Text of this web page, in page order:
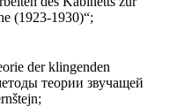
(1923-1930)“;
der klingenden
теории звучащей